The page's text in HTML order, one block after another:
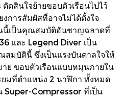
ดสินใจย้ายขอบตัวเรือนไปไว้
การสัมผัสที่อาจไม่ได้ตั้งใจ
นี้เป็นคุณสมบัติอันชาญฉลาดที่
และ Legend Diver เป็น
มบัตินี้ ซึ่งเป็นแรงบันดาลใจให้
ย ขอบตัวเรือนแบบหมุนภายใน
มที่ตำแหน่ง 2 นาฬิกา ทั้งหมด
Super-Compressor ที่เป็น